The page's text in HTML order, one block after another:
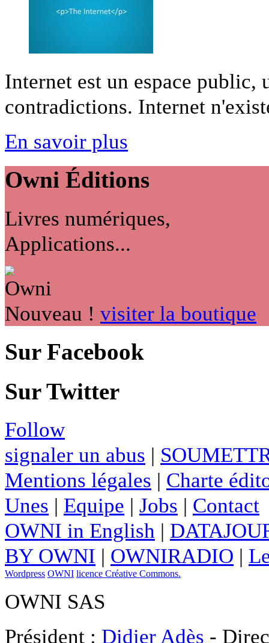
Internet est un espace public,
contradictions. Internet
En savoir plus
Owni Éditions
Livres numériques,
Applications...
Nouveau ! visiter la boutique
Sur Facebook
Sur Twitter
Follow
signaler un abus |
Mentions légales | Charte
Unes | Equipe | Jobs | Contact
OWNI in English |
BY OWNI | OWNIRADIO |
Wordpress OWNI licence Créative Commons.
OWNI SAS
Président : Didier Adès -